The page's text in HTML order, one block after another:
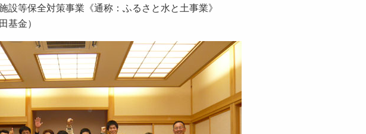
設等保全対策事業《通称：ふるさと水と土事業》
基金）